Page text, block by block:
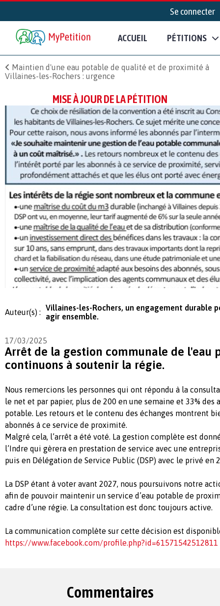
Se connecter
ACCUEIL PÉTITIONS
Maintien d'une eau potable de qualité et de proximité à
Villaines-les-Rochers : urgence
MISE À JOUR DE LA PÉTITION
Auteur(s) :
Villaines-les-Rochers, un engagement durable
agir ensemble.
17/03/2025
Arrêt de la gestion communale de l'eau
continuons à soutenir la régie.
Nous remercions les personnes qui ont répondu à la
le net et par papier, plus de 200 en une semaine et 33% des
potable. Les retours et le contenu des échanges montrent
abonnés à ce service de proximité.
Malgré cela, l’arrêt a été voté. La gestion complète est
l’Indre qui gèrera en prestation de service avec une
puis en Délégation de Service Public (DSP) avec le privé en
La DSP étant à voter avant 2027, nous poursuivons notre
afin de pouvoir maintenir un service d’eau potable de
cadre d’une régie. La consultation est donc toujours active.
La communication complète sur cette décision est
https://www.facebook.com/profile.php?id=61571542512811
Commentaires